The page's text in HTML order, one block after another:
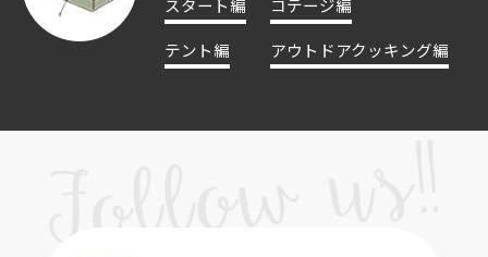
スタート編
コテージ編
テント編
アウトドアクッキング編